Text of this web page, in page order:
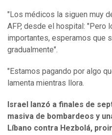
"Los médicos la siguen muy
AFP, desde el hospital: "Pero
importantes, esperamos que
gradualmente".
"Estamos pagando por algo
lamenta mientras llora.
Israel lanzó a finales de
masiva de bombardeos y
Líbano contra Hezbolá,